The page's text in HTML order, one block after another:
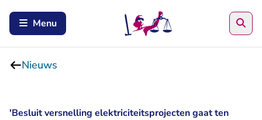
Menu
Nieuws
'Besluit versnelling elektriciteitsprojecten gaat ten